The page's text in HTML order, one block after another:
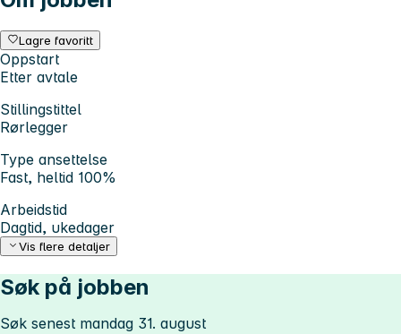
Lagre favoritt
Oppstart
Etter avtale
Stillingstittel
Rørlegger
Type ansettelse
Fast, heltid 100%
Arbeidstid
Dagtid, ukedager
Vis flere detaljer
Søk på jobben
Søk senest mandag 31. august